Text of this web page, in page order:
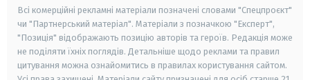
Всі комерційні рекламні матеріали позначені словами "Спецпроєкт"
чи "Партнерський матеріал". Матеріали з позначкою "Експерт",
"Позиція" відображають позицію авторів та героїв. Редакція може
не поділяти їхніх поглядів. Детальніше щодо реклами та правил
цитування можна ознайомитись в правилах користування сайтом.